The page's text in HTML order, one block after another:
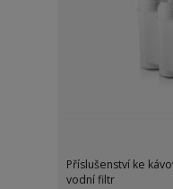
Příslušenství ke
vodní filtr